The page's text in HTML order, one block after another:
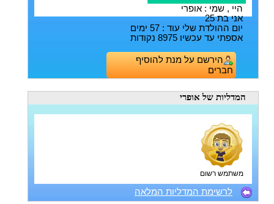
היי , שמי : אופרי
אני בת 25
יום ההולדת שלי עוד : 57 ימים
אספתי עד עכשיו 8975 נקודות
הירשם על מנת להוסיף
חברים
המדליות של אופרי
משתמש רשום
לרשימת המדליות המלאה